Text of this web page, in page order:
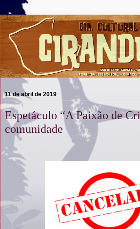
11 de abril de 2019
Espetáculo “A Paixão de
comunidade